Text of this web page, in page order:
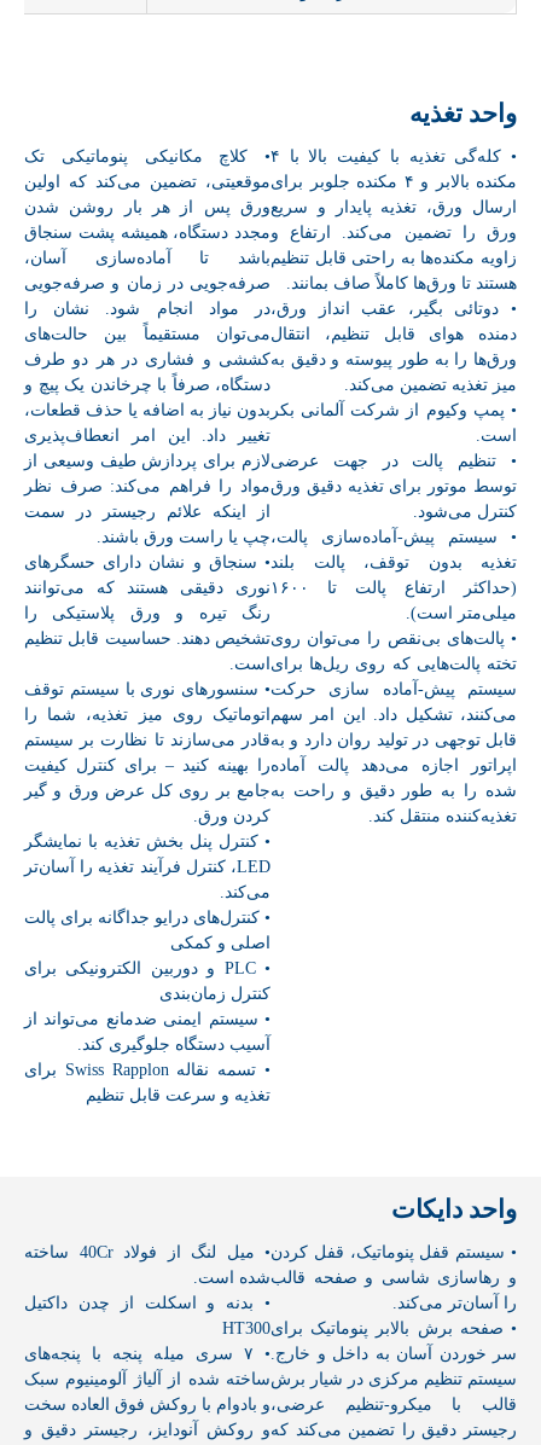
واحد تغذیه
• کلاچ مکانیکی پنوماتیکی تک
موقعیتی، تضمین می‌کند که اولین
ورق پس از هر بار روشن شدن
مجدد دستگاه، همیشه پشت سنجاق
باشد تا آماده‌سازی آسان،
صرفه‌جویی در زمان و صرفه‌جویی
در مواد انجام شود. نشان را
می‌توان مستقیماً بین حالت‌های
کششی و فشاری در هر دو طرف
دستگاه، صرفاً با چرخاندن یک پیچ و
بدون نیاز به اضافه یا حذف قطعات،
تغییر داد. این امر انعطاف‌پذیری
لازم برای پردازش طیف وسیعی از
مواد را فراهم می‌کند: صرف نظر
از اینکه علائم رجیستر در سمت
چپ یا راست ورق باشند.
• سنجاق و نشان دارای حسگرهای
نوری دقیقی هستند که می‌توانند
رنگ تیره و ورق پلاستیکی را
تشخیص دهند. حساسیت قابل تنظیم
است.
• سنسورهای نوری با سیستم توقف
اتوماتیک روی میز تغذیه، شما را
قادر می‌سازند تا نظارت بر سیستم
را بهینه کنید – برای کنترل کیفیت
جامع بر روی کل عرض ورق و گیر
کردن ورق.
• کنترل پنل بخش تغذیه با نمایشگر
LED، کنترل فرآیند تغذیه را آسان‌تر
می‌کند.
• کنترل‌های درایو جداگانه برای پالت
اصلی و کمکی
• PLC و دوربین الکترونیکی برای
کنترل زمان‌بندی
• سیستم ایمنی ضدمانع می‌تواند از
آسیب دستگاه جلوگیری کند.
• تسمه نقاله Swiss Rapplon برای
تغذیه و سرعت قابل تنظیم
• کله‌گی تغذیه‌ با کیفیت بالا با ۴
مکنده بالابر و ۴ مکنده جلوبر برای
ارسال ورق، تغذیه پایدار و سریع
ورق را تضمین می‌کند. ارتفاع و
زاویه مکنده‌ها به راحتی قابل تنظیم
هستند تا ورق‌ها کاملاً صاف بمانند.
• دوتائی بگیر، عقب انداز ورق،
دمنده هوای قابل تنظیم، انتقال
ورق‌ها را به طور پیوسته و دقیق به
میز تغذیه تضمین می‌کند.
• پمپ وکیوم از شرکت آلمانی بکر
است.
• تنظیم پالت در جهت عرضی
توسط موتور برای تغذیه دقیق ورق
کنترل می‌شود.
• سیستم پیش-آماده‌سازی پالت،
تغذیه بدون توقف، پالت بلند
(حداکثر ارتفاع پالت تا ۱۶۰۰
میلی‌متر است).
• پالت‌های بی‌نقص را می‌توان روی
تخته پالت‌هایی که روی ریل‌ها برای
سیستم پیش-آماده سازی حرکت
می‌کنند، تشکیل داد. این امر سهم
قابل توجهی در تولید روان دارد و به
اپراتور اجازه می‌دهد پالت آماده
شده را به طور دقیق و راحت به
تغذیه‌کننده منتقل کند.
واحد دایکات
• میل لنگ از فولاد 40Cr ساخته
شده است.
• بدنه و اسکلت از چدن داکتیل
HT300
• ۷ سری میله پنجه با پنجه‌های
ساخته شده از آلیاژ آلومینیوم سبک
و بادوام با روکش فوق العاده سخت
و روکش آنودایز، رجیستر دقیق و
• سیستم قفل پنوماتیک، قفل کردن
و رهاسازی شاسی و صفحه قالب
را آسان‌تر می‌کند.
• صفحه برش بالابر پنوماتیک برای
سر خوردن آسان به داخل و خارج.
سیستم تنظیم مرکزی در شیار برش
قالب با میکرو-تنظیم عرضی،
رجیستر دقیق را تضمین می‌کند که